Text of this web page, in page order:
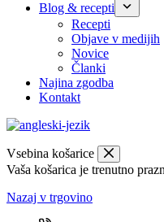
Blog & recepti
Recepti
Objave v medijih
Novice
Članki
Najina zgodba
Kontakt
Vsebina košarice
Vaša košarica je trenutno
Nazaj v trgovino